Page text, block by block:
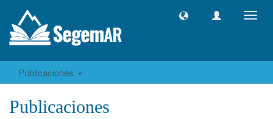
Publicaciones
Publicaciones